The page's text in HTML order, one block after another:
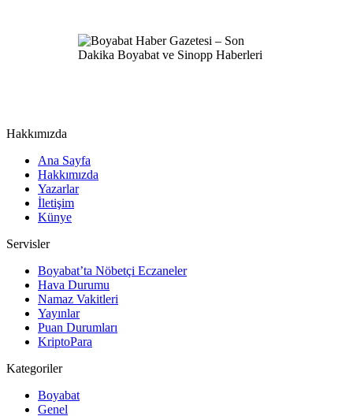
Hakkımızda
Ana Sayfa
Hakkımızda
Yazarlar
İletişim
Künye
Servisler
Boyabat’ta Nöbetçi Eczaneler
Hava Durumu
Namaz Vakitleri
Yayınlar
Puan Durumları
KriptoPara
Kategoriler
Boyabat
Genel